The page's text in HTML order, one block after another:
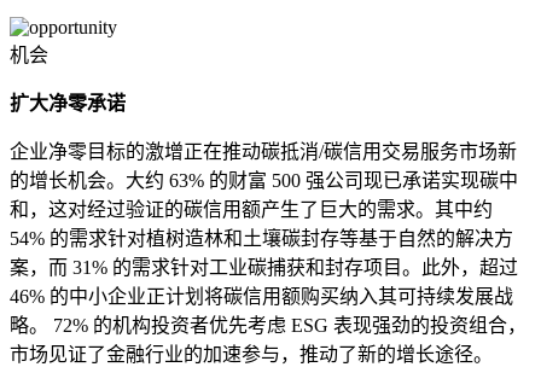
机会
扩大净零承诺
企业净零目标的激增正在推动碳抵消/碳信用交易服务市场新
的增长机会。大约 63% 的财富 500 强公司现已承诺实现碳中
和，这对经过验证的碳信用额产生了巨大的需求。其中约
54% 的需求针对植树造林和土壤碳封存等基于自然的解决方
案，而 31% 的需求针对工业碳捕获和封存项目。此外，超过
46% 的中小企业正计划将碳信用额购买纳入其可持续发展战
略。 72% 的机构投资者优先考虑 ESG 表现强劲的投资组合，
市场见证了金融行业的加速参与，推动了新的增长途径。